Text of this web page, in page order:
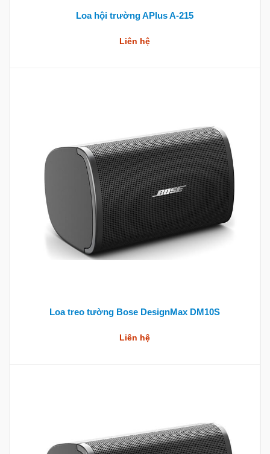
Loa hội trường APlus A-215
Liên hệ
Loa treo tường Bose DesignMax DM10S
Liên hệ